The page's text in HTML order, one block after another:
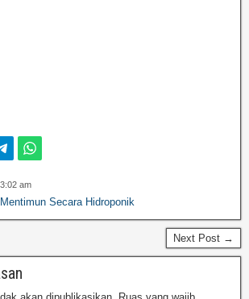
am
Secara Hidroponik
Next Post →